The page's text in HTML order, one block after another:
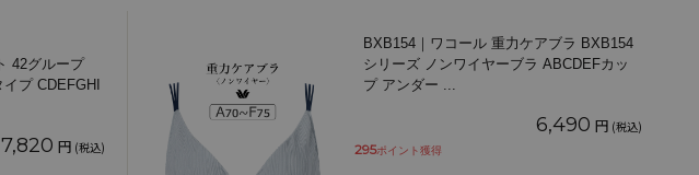
42グループ
プ CDEFGHI
円 (税込)
BXB154｜ワコール 重力ケアブラ BXB154
シリーズ ノンワイヤーブラ ABCDEFカッ
プ アンダー ...
6,490 円 (税込)
295ポイント獲得